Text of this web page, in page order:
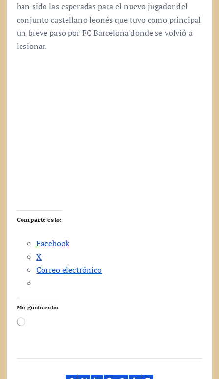
han sido las esperadas para el nuevo jugador del
conjunto castellano leonés que tuvo como principal
un breve paso por FC Barcelona donde se volvió a
lesionar.
Comparte esto:
Facebook
X
Correo electrónico
Me gusta esto:
C
a